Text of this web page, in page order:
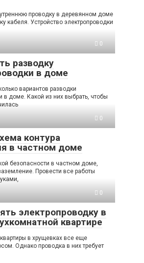
проводку в деревянном доме
кабеля. Устройство электропроводки
0
разводку
в доме
вариантов разводки
в доме. Какой из них выбрать, чтобы
0
контура
в частном доме
безопасности в частном доме,
Провести все работы
0
электропроводку в
квартире
в хрущевках все еще
Однако проводка в них требует